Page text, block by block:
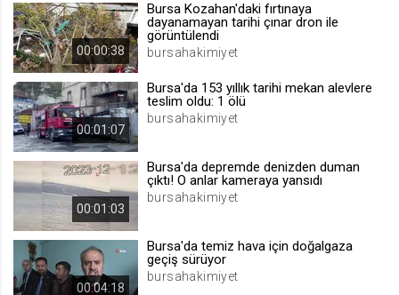
voteLike*
.web.tv
İsimsiz ziyaretçi için site içeriği
1 ay
.web.tv
İsimsiz ziyaretçi için site içeriği
00:00:38
Bursa Kozahan'daki fırtınaya
dayanamayan tarihi çınar dron ile
görüntülendi
bursahakimiyet
00:01:07
Bursa'da 153 yıllık tarihi mekan alevlere
teslim oldu: 1 ölü
bursahakimiyet
00:01:03
Bursa'da depremde denizden duman
çıktı! O anlar kameraya yansıdı
bursahakimiyet
00:04:18
Bursa'da temiz hava için doğalgaza
geçiş sürüyor
bursahakimiyet